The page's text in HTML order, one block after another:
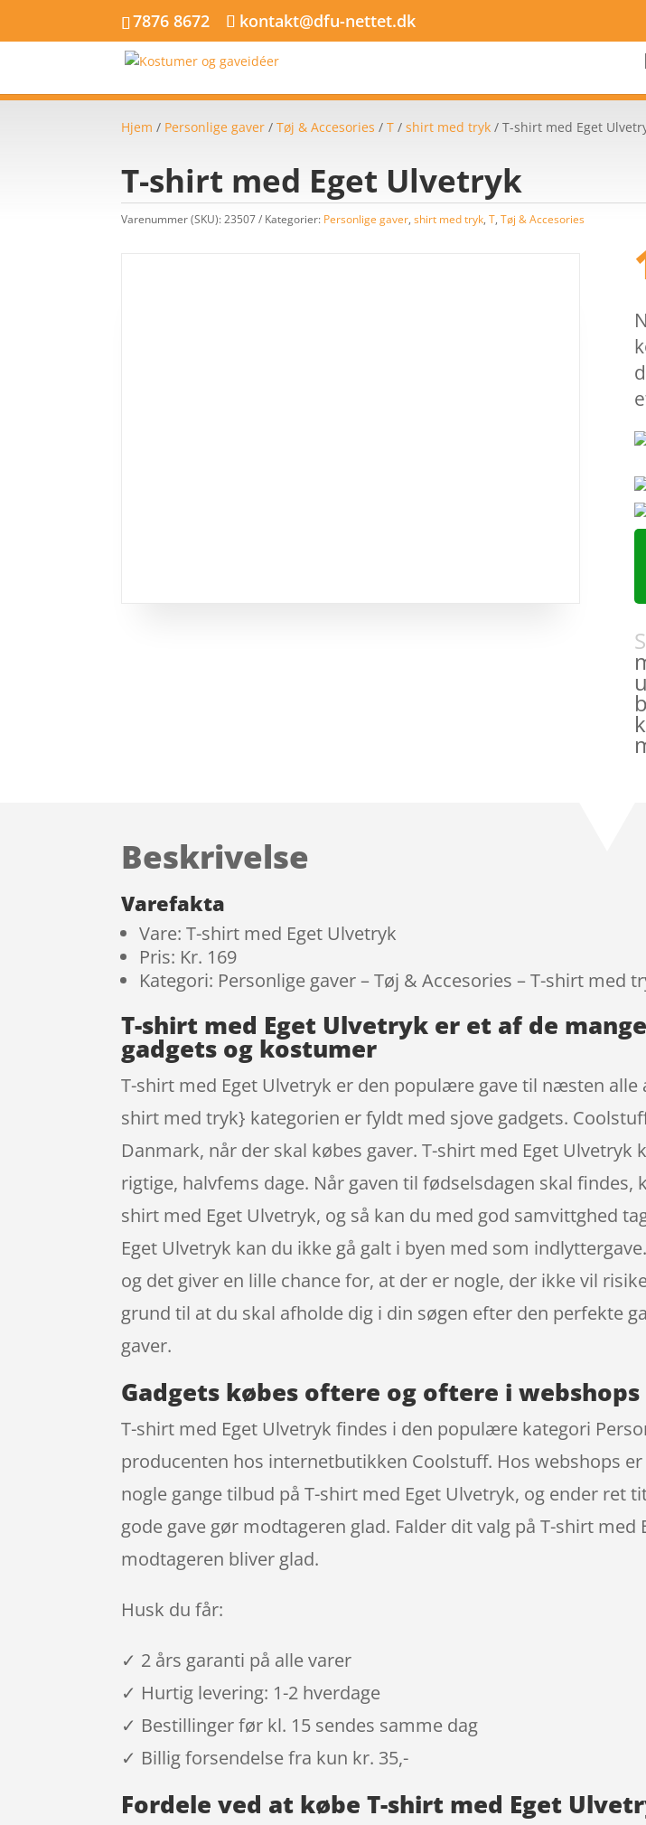
7876 8672 kontakt@dfu-nettet.dk
Hjem / Personlige gaver /Tøj & Accesories /T /shirt med tryk / T-shirt med Eget
T-shirt med Eget Ulvetryk
Varenummer (SKU):23507 Kategorier: Personlige gaver,shirt med tryk,T,Tøj & Accesories
Beskrivelse
Varefakta
Vare: T-shirt med Eget Ulvetryk
Pris: Kr. 169
Kategori: Personlige gaver – Tøj & Accesories – T-shirt med
T-shirt med Eget Ulvetryk er et af de
gadgets og kostumer
T-shirt med Eget Ulvetryk er den populære gave til næsten alle
shirt med tryk} kategorien er fyldt med sjove gadgets.
Danmark, når der skal købes gaver. T-shirt med Eget
rigtige, halvfems dage. Når gaven til fødselsdagen skal
shirt med Eget Ulvetryk, og så kan du med god samvittghed
Eget Ulvetryk kan du ikke gå galt i byen med som
og det giver en lille chance for, at der er nogle, der ikke vil
grund til at du skal afholde dig i din søgen efter den perfekte
gaver.
Gadgets købes oftere og oftere i webshops
T-shirt med Eget Ulvetryk findes i den populære kategori
producenten hos internetbutikken Coolstuff. Hos webshops
nogle gange tilbud på T-shirt med Eget Ulvetryk, og ender ret
gode gave gør modtageren glad. Falder dit valg på T-shirt
modtageren bliver glad.
Husk du får:
✓ 2 års garanti på alle varer
✓ Hurtig levering: 1-2 hverdage
✓ Bestillinger før kl. 15 sendes samme dag
✓ Billig forsendelse fra kun kr. 35,-
Fordele ved at købe T-shirt med Eget